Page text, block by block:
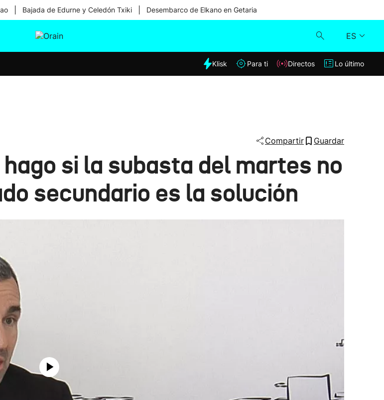
Bajada de Edurne y Celedón Txiki Desembarco de Elkano en Getaria
ES
Klisk
Lo último
Klisk Para ti Directos Lo último
Compartir Guardar
si la subasta del martes no
secundario es la solución